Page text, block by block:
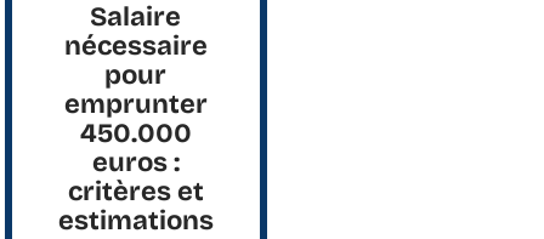
Salaire
nécessaire
pour
emprunter
450.000
euros :
critères et
estimations